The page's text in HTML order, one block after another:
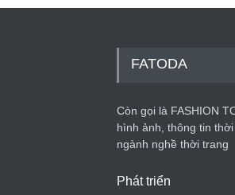
FATODA
Còn gọi là FASHION
hình ảnh, thông tin
ngành nghề thời trang
Phát triển